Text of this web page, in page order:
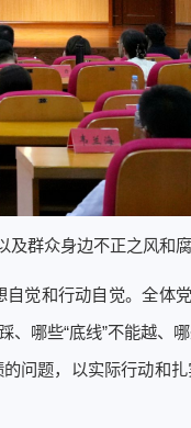
群众身边不正之风和
觉和行动自觉。全体
哪些“底线”不能越、
问题，以实际行动和扎